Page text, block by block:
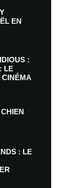
EN
:
LE
CINÉMA
: LE